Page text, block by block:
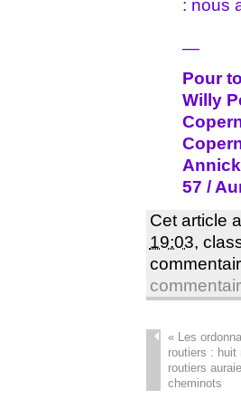
: nous
—
Pour
Willy
57 /
Cet article
19:03,
«Les
routiers : huit
routiers
cheminots